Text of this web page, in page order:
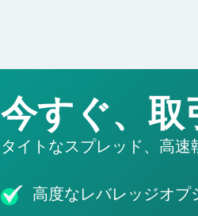
今すぐ、取
タイトなスプレッド、高速
高度なレバレッジオプ